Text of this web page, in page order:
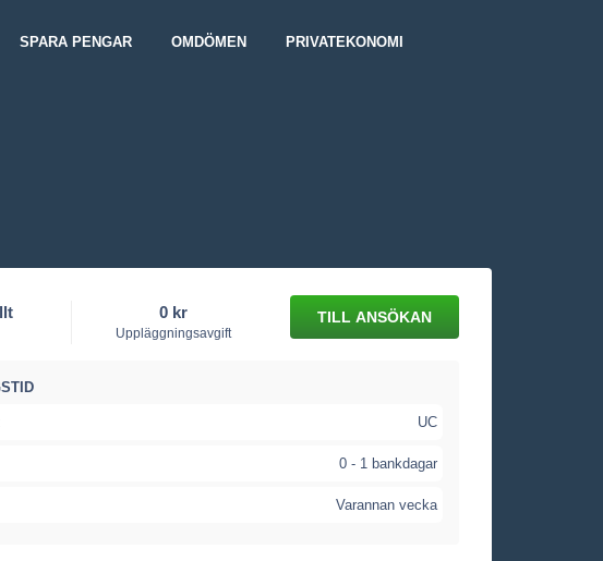
SPARA PENGAR OMDÖMEN PRIVATEKONOMI
0 kr
Uppläggningsavgift
UC
0 - 1 bankdagar
Varannan vecka